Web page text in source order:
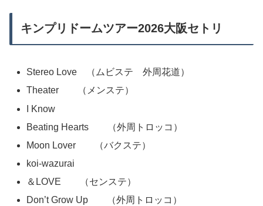
キンプリドームツアー2026大阪セトリ
Stereo Love （ムビステ 外周花道）
Theater （メンステ）
I Know
Beating Hearts （外周トロッコ）
Moon Lover （バクステ）
koi-wazurai
＆LOVE （センステ）
Don’t Grow Up （外周トロッコ）